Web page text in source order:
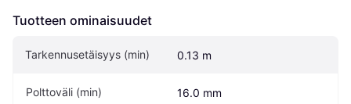
Tuotteen ominaisuudet
Tarkennusetäisyys (min) 0.13 m
Polttoväli (min) 16.0 mm